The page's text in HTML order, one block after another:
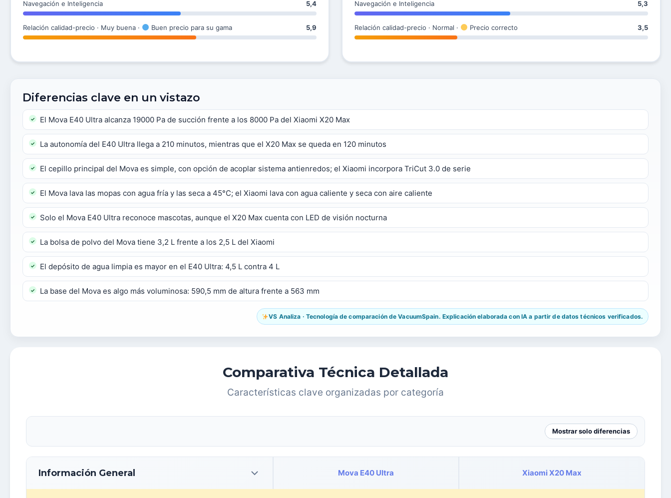
Navegación e Inteligencia 5,4
Relación calidad-precio · Muy buena · Buen precio para su gama 5,9
Navegación e Inteligencia 5,3
Relación calidad-precio · Normal · Precio correcto 3,5
Diferencias clave en un vistazo
El Mova E40 Ultra alcanza 19000 Pa de succión frente a los 8000 Pa del Xiaomi X20 Max
La autonomía del E40 Ultra llega a 210 minutos, mientras que el X20 Max se queda en 120 minutos
El cepillo principal del Mova es simple, con opción de acoplar sistema antienredos; el Xiaomi incorpora TriCut 3.0 de serie
El Mova lava las mopas con agua fría y las seca a 45°C; el Xiaomi lava con agua caliente y seca con aire caliente
Solo el Mova E40 Ultra reconoce mascotas, aunque el X20 Max cuenta con LED de visión nocturna
La bolsa de polvo del Mova tiene 3,2 L frente a los 2,5 L del Xiaomi
El depósito de agua limpia es mayor en el E40 Ultra: 4,5 L contra 4 L
La base del Mova es algo más voluminosa: 590,5 mm de altura frente a 563 mm
VS Analiza · Tecnología de comparación de VacuumSpain. Explicación elaborada con IA a partir de datos técnicos verificados.
Comparativa Técnica Detallada
Características clave organizadas por categoría
Mostrar solo diferencias
Información General Mova E40 Ultra Xiaomi X20 Max